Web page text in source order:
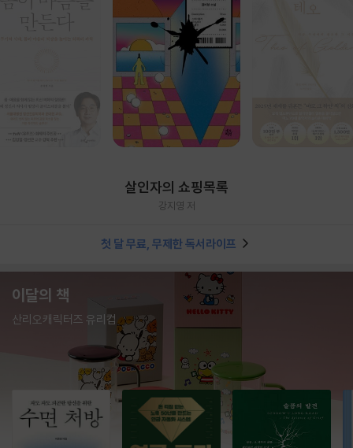
살인자의 쇼핑목록
강지영 저
첫 달 무료, 무제한 독서라이프
이달의 책
산리오캐릭터즈 유리컵